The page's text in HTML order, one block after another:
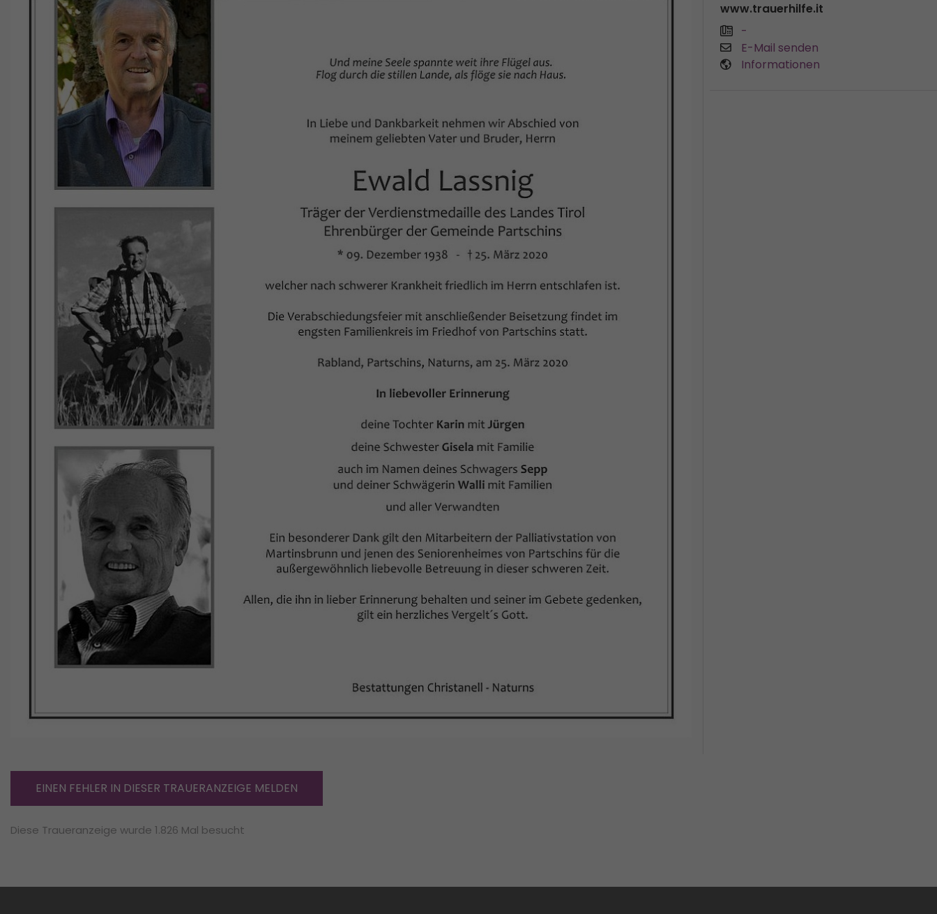
www.trauerhilfe.it
-
E-Mail senden
Informationen
EINEN FEHLER IN DIESER TRAUERANZEIGE MELDEN
Diese Traueranzeige wurde 1.826 Mal besucht